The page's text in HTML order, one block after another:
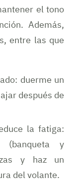
el tono
Además,
entre las que
duerme un
después de
la fatiga:
y
y haz un
del volante.